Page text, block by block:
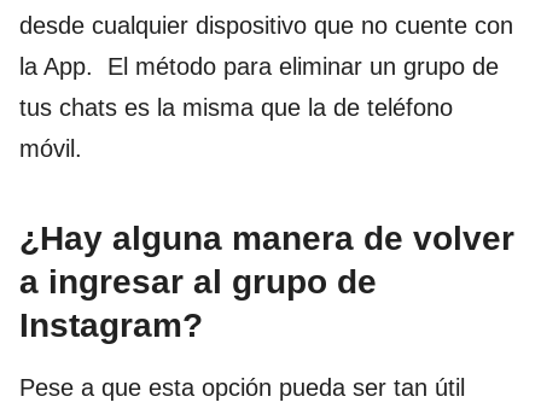
desde cualquier dispositivo que no cuente con
la App. El método para eliminar un grupo de
tus chats es la misma que la de teléfono
móvil.
¿Hay alguna manera de volver
a ingresar al grupo de
Instagram?
Pese a que esta opción pueda ser tan útil